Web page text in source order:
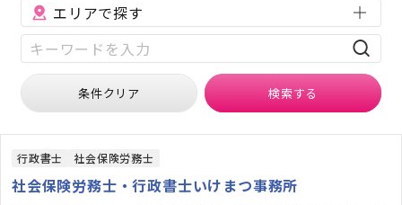
エリアで探す
条件クリア 検索する
行政書士 社会保険労務士
社会保険労務士・行政書士いけまつ事務所